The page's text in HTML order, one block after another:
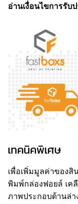
อ่านเงื่อนไขการรับ
เทคนิคพิเศษ
เพื่อเพิ่มมูลค่าของ
พิมพ์กล่องฟอยล์ เค
ภาพประกอบด้านล่า